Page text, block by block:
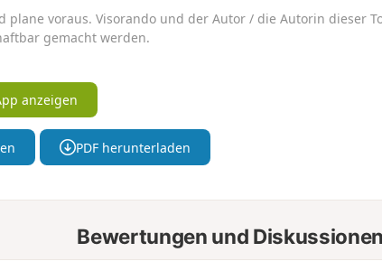
plane voraus. Visorando und der Autor / die Autorin dieser
gemacht werden.
anzeigen
PDF herunterladen
Bewertungen und Diskussionen